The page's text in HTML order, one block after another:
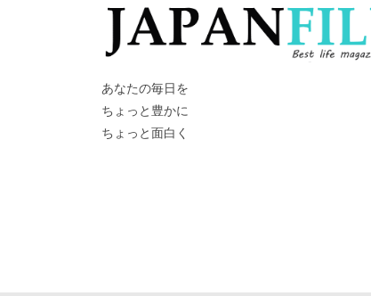
あなたの毎日を
ちょっと豊かに
ちょっと面白く